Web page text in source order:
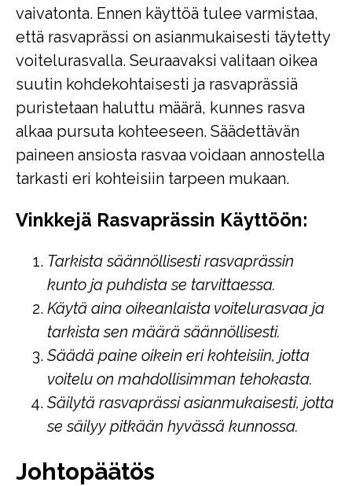
vaivatonta. Ennen käyttöä tulee varmistaa,
että rasvaprässi on asianmukaisesti täytetty
voitelurasvalla. Seuraavaksi valitaan oikea
suutin kohdekohtaisesti ja rasvaprässiä
puristetaan haluttu määrä, kunnes rasva
alkaa pursuta kohteeseen. Säädettävän
paineen ansiosta rasvaa voidaan annostella
tarkasti eri kohteisiin tarpeen mukaan.
Vinkkejä Rasvaprässin Käyttöön:
Tarkista säännöllisesti rasvaprässin
kunto ja puhdista se tarvittaessa.
Käytä aina oikeanlaista voitelurasvaa ja
tarkista sen määrä säännöllisesti.
Säädä paine oikein eri kohteisiin, jotta
voitelu on mahdollisimman tehokasta.
Säilytä rasvaprässi asianmukaisesti, jotta
se säilyy pitkään hyvässä kunnossa.
Johtopäätös